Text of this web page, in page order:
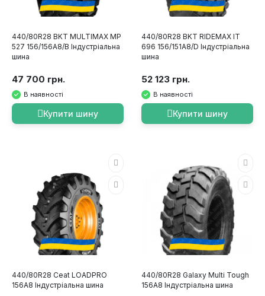
440/80R28 BKT MULTIMAX MP
527 156/156A8/B Індустріальна
шина
47 700 грн.
В наявності
Купити шину
440/80R28 BKT RIDEMAX IT
696 156/151A8/D Індустріальна
шина
52 123 грн.
В наявності
Купити шину
440/80R28 Ceat LOADPRO
156A8 Індустріальна шина
440/80R28 Galaxy Multi Tough
156A8 Індустріальна шина